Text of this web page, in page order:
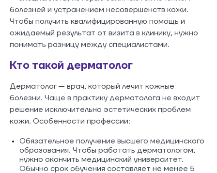
болезней и устранением несовершенств кожи.
Чтобы получить квалифицированную помощь и
ожидаемый результат от визита в клинику, нужно
понимать разницу между специалистами.
Кто такой дерматолог
Дерматолог — врач, который лечит кожные
болезни. Чаще в практику дерматолога не входит
решение исключительно эстетических проблем
кожи. Особенности профессии:
Обязательное получение высшего медицинского
образования. Чтобы работать дерматологом,
нужно окончить медицинский университет.
Обычно срок обучения составляет не менее 5